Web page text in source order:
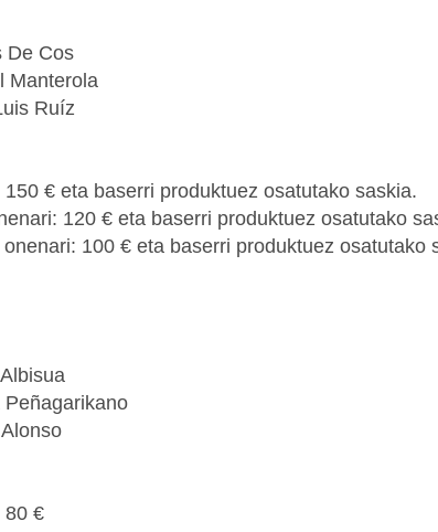
De Cos
Manterola
Ruíz
€ eta baserri produktuez osatutako saskia.
120 € eta baserri produktuez osatutako
100 € eta baserri produktuez osatutako
80 €